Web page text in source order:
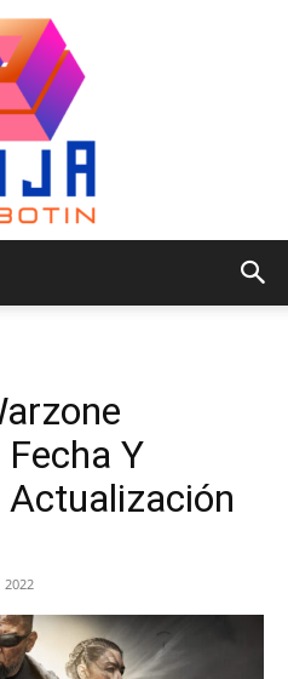
de
Botin
Y
Actualización
2022